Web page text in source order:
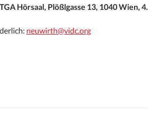
Hörsaal, Plößlgasse 13, 1040 Wien, 4.
neuwirth@vidc.org